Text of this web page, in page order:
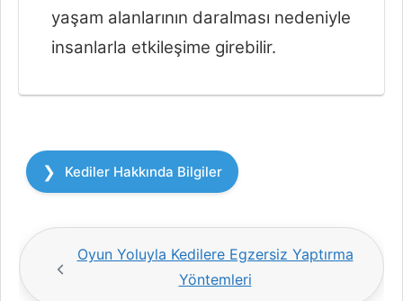
yaşam alanlarının daralması nedeniyle
insanlarla etkileşime girebilir.
Kategoriler
Kediler Hakkında Bilgiler
Oyun Yoluyla Kedilere Egzersiz Yaptırma
Yöntemleri